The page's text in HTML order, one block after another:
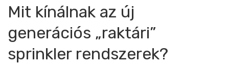
Mit kínálnak az új
generációs „raktári”
sprinkler rendszerek?